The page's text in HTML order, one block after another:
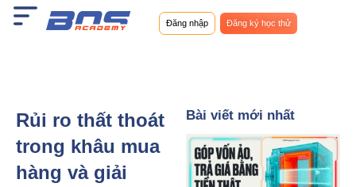
Nhảy
tới
Đăng nhập Đăng ký học thử
Rủi ro thất thoát
trong khâu mua
hàng và giải
Bài viết mới nhất